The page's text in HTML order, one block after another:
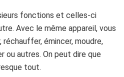
fonctions et celles-ci
Avec le même appareil, vous
émincer, moudre,
ou autres. On peut dire que
tout.